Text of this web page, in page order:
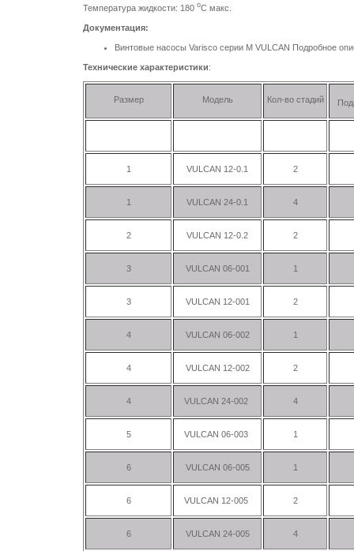
Температура жидкости: 180 оС макс.
Документация:
Винтовые насосы Varisco серии M VULCAN Подробное
Технические характеристики:
Размер Модель Кол-во стадий
1 VULCAN 12-0.1 2
1 VULCAN 24-0.1 4
2 VULCAN 12-0.2 2
3 VULCAN 06-001 1
3 VULCAN 12-001 2
4 VULCAN 06-002 1
4 VULCAN 12-002 2
4 VULCAN 24-002 4
5 VULCAN 06-003 1
6 VULCAN 06-005 1
6 VULCAN 12-005 2
6 VULCAN 24-005 4